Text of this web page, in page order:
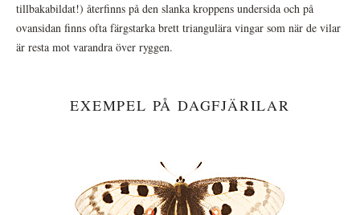
tillbakabildat!) återfinns på den slanka kroppens undersida och på
ovansidan finns ofta färgstarka brett triangulära vingar som när de vilar
är resta mot varandra över ryggen.
EXEMPEL PÅ DAGFJÄRILAR